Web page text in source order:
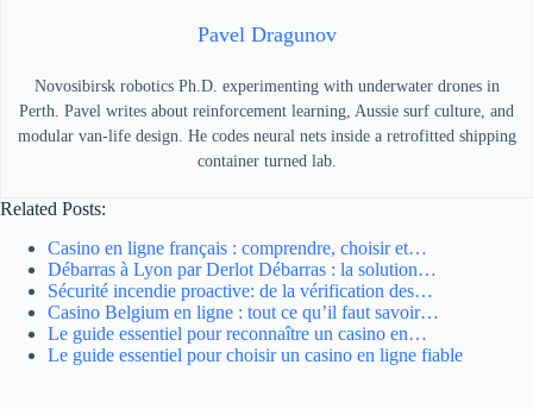
Pavel Dragunov
Novosibirsk robotics Ph.D. experimenting with underwater drones in
Perth. Pavel writes about reinforcement learning, Aussie surf culture, and
modular van-life design. He codes neural nets inside a retrofitted shipping
container turned lab.
Related Posts:
Casino en ligne français : comprendre, choisir et…
Débarras à Lyon par Derlot Débarras : la solution…
Sécurité incendie proactive: de la vérification des…
Casino Belgium en ligne : tout ce qu’il faut savoir…
Le guide essentiel pour reconnaître un casino en…
Le guide essentiel pour choisir un casino en ligne fiable